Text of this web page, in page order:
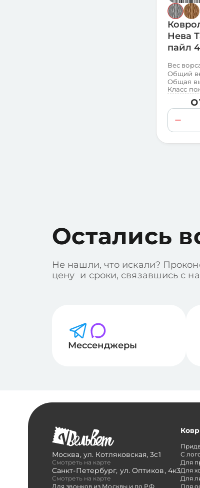
Нева
пайл
Вес
Общий
Общая
Класс
Остались
Не нашли, что искали?
цену и сроки, связавшись с
Мессенджеры
Москва, ул. Котляковская, 3с1
Смотреть на карте
Санкт-Петербург, ул. Оптиков, 4к3
Смотреть на карте
Для звонков из Москвы и по РФ
С
Для
Для
Для
Для